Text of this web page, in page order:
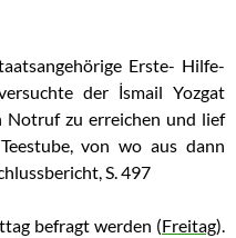
Erste- Hilfe-
der İsmail Yozgat
Notruf zu erreichen und lief
von wo aus dann
S. 497
befragt werden (Freitag).